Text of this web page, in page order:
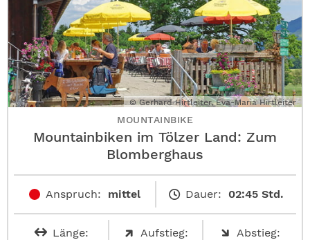
© Gerhard Hirtleiter, Eva-Maria Hirtleiter
MOUNTAINBIKE
Mountainbiken im Tölzer Land: Zum
Blomberghaus
Anspruch: mittel Dauer: 02:45 Std.
Länge:
Aufstieg:
Abstieg: